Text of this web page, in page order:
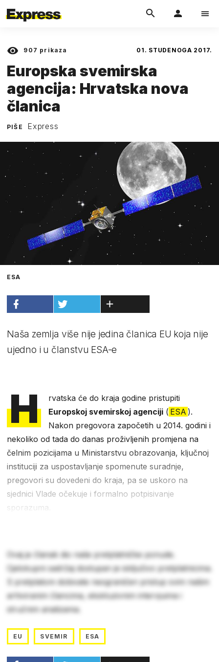
907 prikaza 01. STUDENOGA 2017.
Europska svemirska
agencija: Hrvatska nova
članica
PIŠE Express
ESA
Naša zemlja više nije jedina članica EU koja nije
ujedno i u članstvu ESA-e
H
rvatska će do kraja godine pristupiti
Europskoj svemirskoj agenciji ( ESA ).
Nakon pregovora započetih u 2014. godini i
nekoliko od tada do danas proživljenih promjena na
čelnim pozicijama u Ministarstvu obrazovanja, ključnoj
instituciji za uspostavljanje spomenute suradnje,
pregovori su dovedeni do kraja, pa se uskoro na
sjednici Vlade očekuje i formalno potpisivanje
sporazuma.
Ovaj je članak dio naše pretplatničke ponude.
Cjelokupni sadržaj dostupan je isključivo pretplatnicima.
S pretplatom dobivate neograničen pristup svim našim
arhiviranim člancima, ekskluzivnim intervjuima i
stručnim analizama.
EU SVEMIR ESA